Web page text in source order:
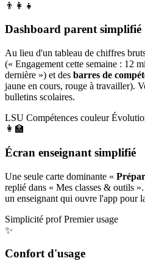
👨‍👩‍👧
Dashboard parent simplifié
Au lieu d'un tableau de chiffres
(« Engagement cette semaine : 12
dernière ») et des barres de
jaune en cours, rouge à travailler).
bulletins scolaires.
LSU Compétences couleur
👩‍🏫
Écran enseignant simplifié
Une seule carte dominante «
replié dans « Mes classes & outils
un enseignant qui ouvre l'app pour
Simplicité prof Premier usage
✨
Confort d'usage